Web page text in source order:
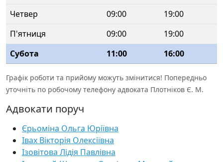
Четвер
09:00
19:00
П'ятниця
09:00
19:00
Субота
11:00 16:00
Графік роботи та прийому можуть змінитися! Попередньо
уточніть по робочому телефону адвоката Плотніков Є. М.
Адвокати поруч
Єрьоміна Ольга Юріївна
Івах Вікторія Олексіївна
Ізовітова Лідія Павлівна